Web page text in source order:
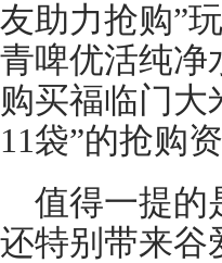
友助力抢购”
青啤优活纯净
购买福临门大
11袋”的抢购资
值得一提的
还特别带来谷